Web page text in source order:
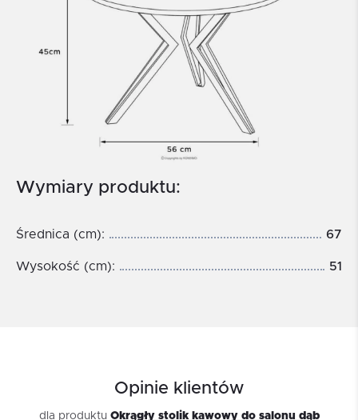
Wymiary produktu:
Średnica (cm): 67
Wysokość (cm): 51
Opinie klientów
dla produktu Okrągły stolik kawowy do salonu dąb